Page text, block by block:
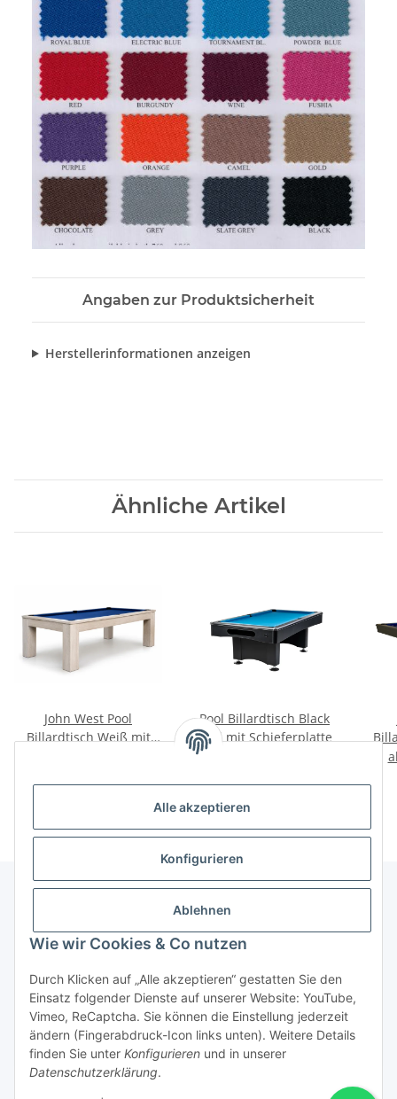
Alle akzeptieren
Konfigurieren
Ablehnen
Wie wir Cookies & Co nutzen
Durch Klicken auf „Alle akzeptieren“ gestatten Sie den
Einsatz folgender Dienste auf unserer Website: YouTube,
Vimeo, ReCaptcha. Sie können die Einstellung jederzeit
ändern (Fingerabdruck-Icon links unten). Weitere Details
finden Sie unter Konfigurieren und in unserer
Datenschutzerklärung.
Angaben zur Produktsicherheit
Herstellerinformationen anzeigen
Ähnliche Artikel
John West Pool
Billardtisch Weiß mit
Pool Billardtisch Black
Pool mit Schieferplatte
Informationen
Gesetzliche Informationen
Vertrag widerrufen
* Alle Preise inkl. gesetzlicher USt., zzgl.